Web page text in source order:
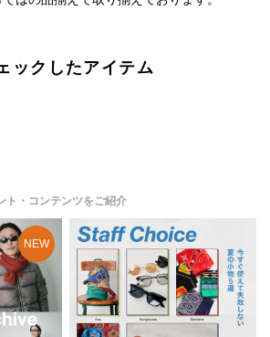
ックしたアイテム
ト・コンテンツをご紹介